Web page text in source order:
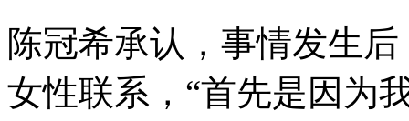
陈冠希承认，事情发生
女性联系，“首先是因为